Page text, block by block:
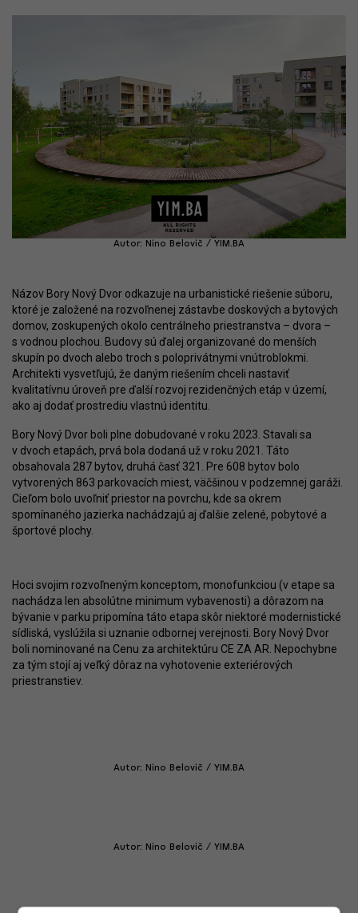
Autor: Nino Belovič / YIM.BA
Názov Bory Nový Dvor odkazuje na urbanistické riešenie súboru,
ktoré je založené na rozvoľnenej zástavbe doskových a bytových
domov, zoskupených okolo centrálneho priestranstva – dvora –
s vodnou plochou. Budovy sú ďalej organizované do menších
skupín po dvoch alebo troch s poloprivátnymi vnútroblokmi.
Architekti vysvetľujú, že daným riešením chceli nastaviť
kvalitatívnu úroveň pre ďalší rozvoj rezidenčných etáp v území,
ako aj dodať prostrediu vlastnú identitu.
Bory Nový Dvor boli plne dobudované v roku 2023. Stavali sa
v dvoch etapách, prvá bola dodaná už v roku 2021. Táto
obsahovala 287 bytov, druhá časť 321. Pre 608 bytov bolo
vytvorených 863 parkovacích miest, väčšinou v podzemnej garáži.
Cieľom bolo uvoľniť priestor na povrchu, kde sa okrem
spomínaného jazierka nachádzajú aj ďalšie zelené, pobytové a
športové plochy.
Hoci svojim rozvoľneným konceptom, monofunkciou (v etape sa
nachádza len absolútne minimum vybavenosti) a dôrazom na
bývanie v parku pripomína táto etapa skôr niektoré modernistické
sídliská, vyslúžila si uznanie odbornej verejnosti. Bory Nový Dvor
boli nominované na Cenu za architektúru CE ZA AR. Nepochybne
za tým stojí aj veľký dôraz na vyhotovenie exteriérových
priestranstiev.
Autor: Nino Belovič / YIM.BA
Autor: Nino Belovič / YIM.BA